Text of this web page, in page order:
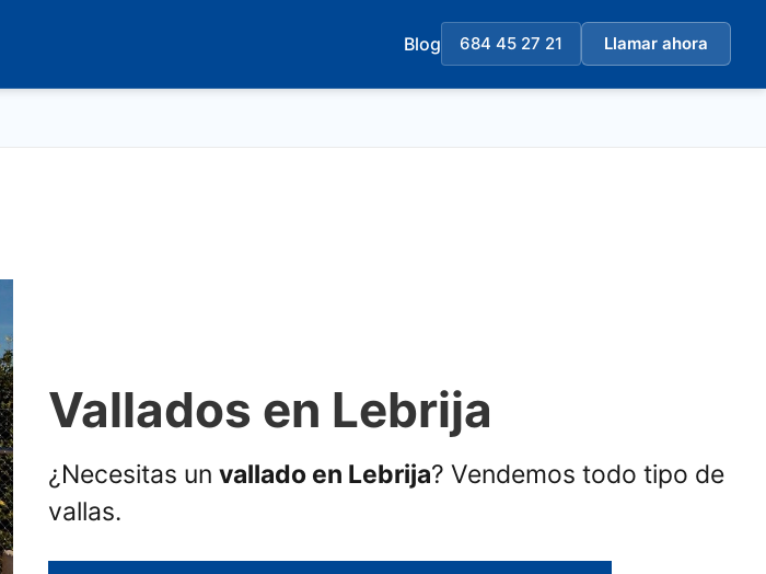
Blog 684 45 27 21 Llamar ahora
Vallados en Lebrija
¿Necesitas un vallado en Lebrija? Vendemos todo tipo de
vallas.